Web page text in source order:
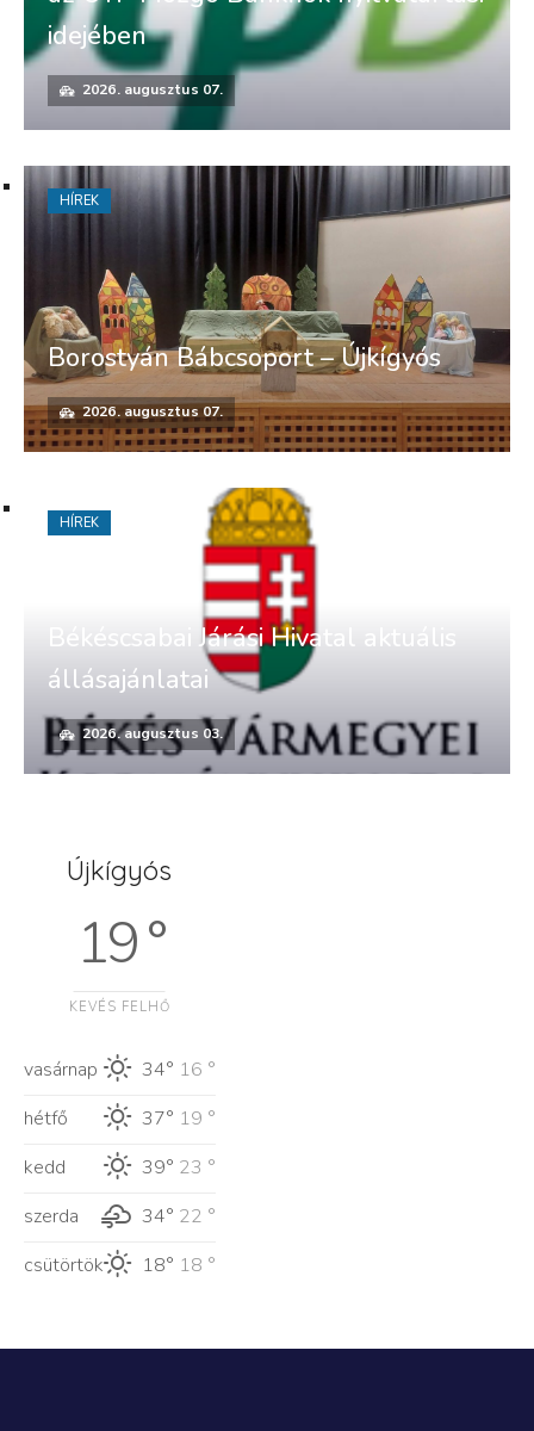
idejében
2026. augusztus 07.
Borostyán Bábcsoport – Újkígyós
2026. augusztus 07.
HÍREK
Békéscsabai Járási Hivatal aktuális
állásajánlatai
2026. augusztus 03.
HÍREK
Újkígyós
19 °
KEVÉS FELHŐ
vasárnap 34° 16 °
hétfő
37° 19 °
kedd
39° 23 °
szerda
34° 22 °
csütörtök
18° 18 °